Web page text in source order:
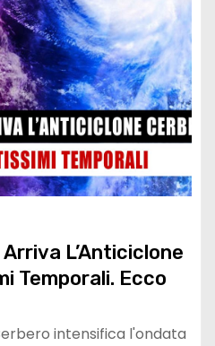
L’Anticiclone
Temporali. Ecco
intensifica l'ondata